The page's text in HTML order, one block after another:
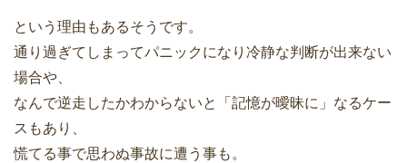
という理由もあるそうです。
通り過ぎてしまってパニックになり冷静な判断が出来ない
場合や、
なんで逆走したかわからないと「記憶が曖昧に」なるケー
スもあり、
慌てる事で思わぬ事故に遭う事も。